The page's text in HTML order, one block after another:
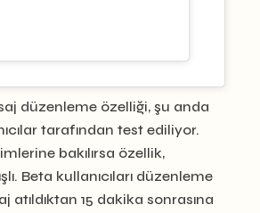
düzenleme özelliği, şu anda
tarafından test ediliyor.
bakılırsa özellik,
Beta kullanıcıları düzenleme
atıldıktan 15 dakika sonrasına